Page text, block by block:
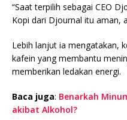
“Saat terpilih sebagai CEO
Kopi dari Djournal itu aman,
Lebih lanjut ia mengatakan,
kafein yang membantu
memberikan ledakan energi.
Baca juga: Benarkah
akibat Alkohol?